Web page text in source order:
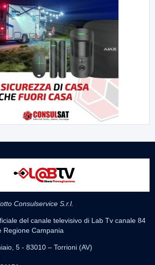
Consulservice S.r.l.
del canale televisivo di Lab Tv canale 84
Regione Campania
5 - 83010 – Torrioni (AV)